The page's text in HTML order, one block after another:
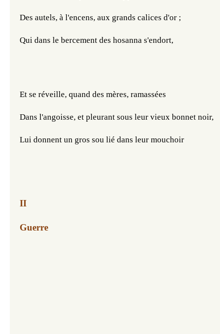
Des autels, à l'encens, aux grands calices d'or ;
Qui dans le bercement des hosanna s'endort,
Et se réveille, quand des mères, ramassées
Dans l'angoisse, et pleurant sous leur vieux bonnet noir,
Lui donnent un gros sou lié dans leur mouchoir
II
Guerre